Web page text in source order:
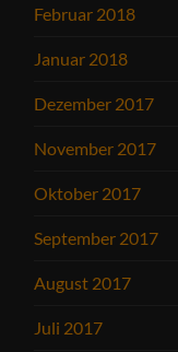
Februar 2018
Januar 2018
Dezember 2017
November 2017
Oktober 2017
September 2017
August 2017
Juli 2017